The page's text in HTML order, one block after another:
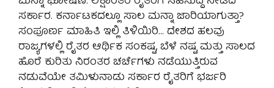
ಸರ್ಕಾರ. ಕರ್ನಾಟಕದಲ್ಲೂ ಸಾಲ ಮನ್ನಾ ಜಾರಿಯಾಗುತ್ತಾ?
ಸಂಪೂರ್ಣ ಮಾಹಿತಿ ಇಲ್ಲಿ ತಿಳಿಯಿರಿ… ದೇಶದ ಹಲವು
ರಾಜ್ಯಗಳಲ್ಲಿ ರೈತರ ಆರ್ಥಿಕ ಸಂಕಷ್ಟ, ಬೆಳೆ ನಷ್ಟ ಮತ್ತು ಸಾಲದ
ಹೊರೆ ಕುರಿತು ನಿರಂತರ ಚರ್ಚೆಗಳು ನಡೆಯುತ್ತಿರುವ
ನಡುವೆಯೇ ತಮಿಳುನಾಡು ಸರ್ಕಾರ ರೈತರಿಗೆ ಭರ್ಜರಿ